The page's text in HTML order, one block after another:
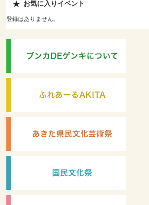
お気に入りイベント
登録はありません。